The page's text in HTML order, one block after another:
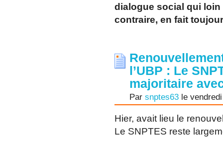
dialogue social qui loin
contraire, en fait
l’UBP : Le
majoritaire
Par snptes63 le
Hier, avait lieu le
Le SNPTES reste